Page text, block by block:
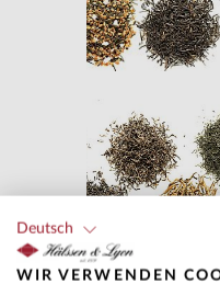
Deutsch
WIR VERWENDEN